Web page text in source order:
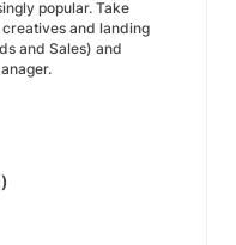
popular. Take
and landing
and Sales) and